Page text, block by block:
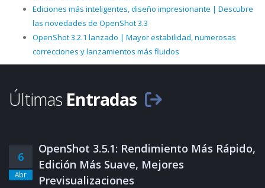
Ediciones más inteligentes, diseño impresionante | Descubre
las novedades de OpenShot 3.3
OpenShot 3.2.1 lanzado | Mayor estabilidad, numerosas
correcciones y lanzamientos más fluidos
Últimas Entradas
6
Abr
OpenShot 3.5.1: Rendimiento Más Rápido,
Edición Más Suave, Mejores
Previsualizaciones